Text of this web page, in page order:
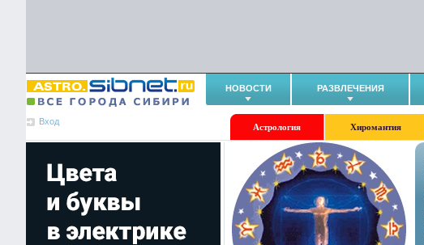
НОВОСТИ РАЗВЛЕЧЕНИЯ
Вход
Астрология Хиромантия